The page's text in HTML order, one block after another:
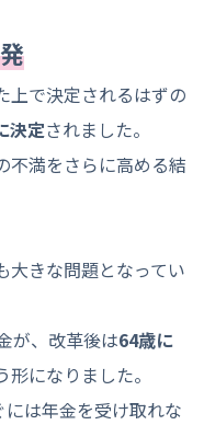
上で決定されるはずの
決定されました。
不満をさらに高める結
大きな問題となってい
が、改革後は64歳に
形になりました。
には年金を受け取れな